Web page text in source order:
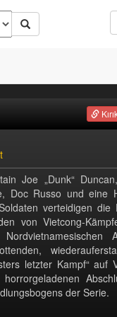
Joe „Dunk“
Doc Russo und eine
verteidigen
von Vietcong-
letzter Kampf“ auf
horrorgeladenen
der Serie.